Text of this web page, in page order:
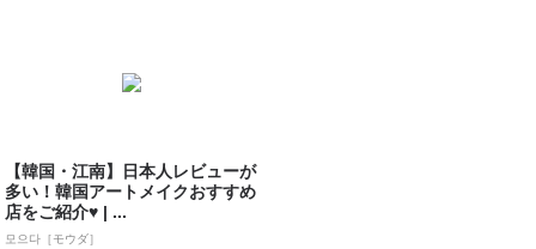
【韓国・江南】日本人レビューが
多い！韓国アートメイクおすすめ
店をご紹介♥ | ...
모으다［モウダ］